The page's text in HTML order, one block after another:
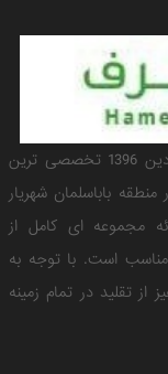
مفتخریم که به یاری خداوند در فروردین 1396 تخصصی ترین
باباسلمان شهریار
مجموعه ای کامل از
است. با توجه به
تقلید در تمام زمینه